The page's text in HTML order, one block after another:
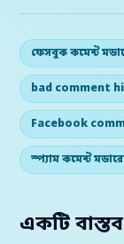
ফেসবুক কমেন্ট
bad comment
Facebook
স্প্যাম কমেন্ট
একটি